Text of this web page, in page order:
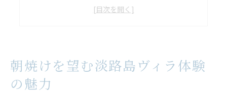
淡路島ヴィラで味わう贅沢な朝のひととき
ヴィラで叶える快適サウナ体験の魅力とは
朝焼けを望む淡路島ヴィラ体験
の魅力